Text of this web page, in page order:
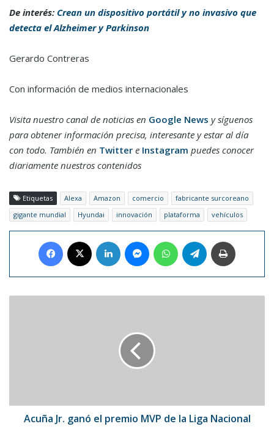
De interés: Crean un dispositivo portátil y no invasivo que
detecta el Alzheimer y Parkinson
Gerardo Contreras
Con información de medios internacionales
Visita nuestro canal de noticias en Google News y síguenos
para obtener información precisa, interesante y estar al día
con todo. También en Twitter e Instagram puedes conocer
diariamente nuestros contenidos
Etiquetas Alexa Amazon comercio
fabricante surcoreano
gigante mundial
Hyundai innovación plataforma vehículos
Facebook LinkedIn MessengerWhatsAppTelegram
Liga
Nacional
Acuña Jr. ganó el premio MVP de la Liga Nacional